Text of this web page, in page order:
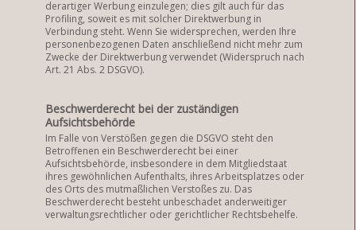
derartiger Werbung einzulegen; dies gilt auch für das
Profiling, soweit es mit solcher Direktwerbung in
Verbindung steht. Wenn Sie widersprechen, werden Ihre
personenbezogenen Daten anschließend nicht mehr zum
Zwecke der Direktwerbung verwendet (Widerspruch nach
Art. 21 Abs. 2 DSGVO).
Beschwerderecht bei der zuständigen
Aufsichtsbehörde
Im Falle von Verstößen gegen die DSGVO steht den
Betroffenen ein Beschwerderecht bei einer
Aufsichtsbehörde, insbesondere in dem Mitgliedstaat
ihres gewöhnlichen Aufenthalts, ihres Arbeitsplatzes oder
des Orts des mutmaßlichen Verstoßes zu. Das
Beschwerderecht besteht unbeschadet anderweitiger
verwaltungsrechtlicher oder gerichtlicher Rechtsbehelfe.